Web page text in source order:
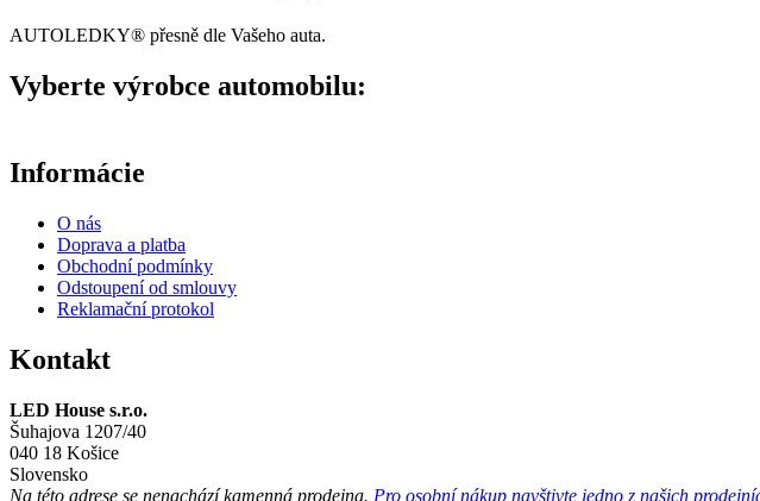
AUTOLEDKY® přesně dle Vašeho auta.
Vyberte výrobce automobilu:
Informácie
O nás
Doprava a platba
Obchodní podmínky
Odstoupení od smlouvy
Reklamační protokol
Kontakt
LED House s.r.o.
Šuhajova 1207/40
040 18 Košice
Slovensko
Na této adrese se nenacházíkamenná prodejna. Pro osobní nákup navštivte jedno z našich